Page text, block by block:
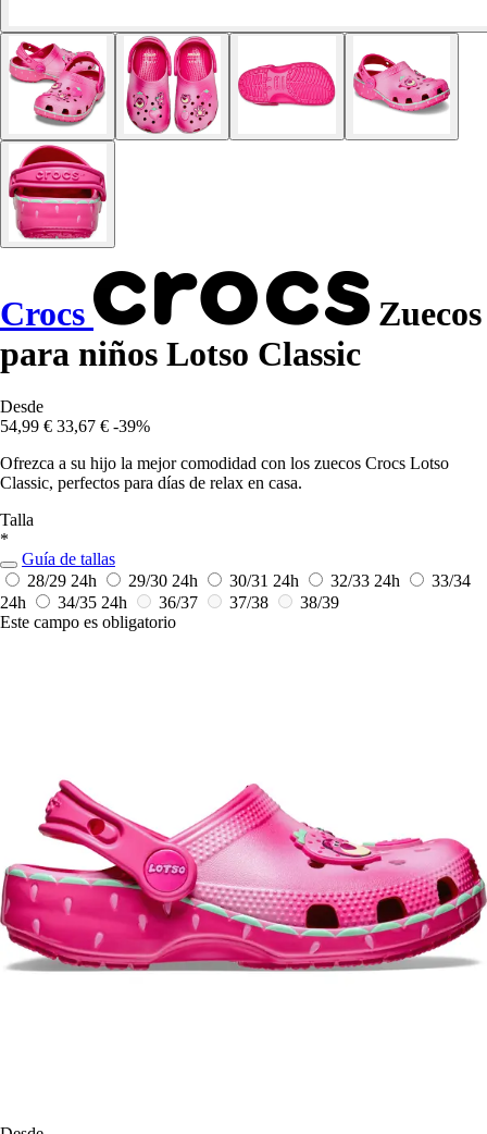
Crocs
Zuecos
para niños Lotso Classic
Desde
54,99 € 33,67 € -39%
Ofrezca a su hijo la mejor comodidad con los zuecos Crocs Lotso
Classic, perfectos para días de relax en casa.
Talla
*
Guía de tallas
28/29 24h 29/30 24h 30/31 24h 32/33 24h
33/34
24h
34/35 24h 36/37 37/38
38/39
Este campo es obligatorio